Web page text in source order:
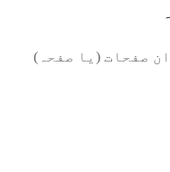
صفحات (یا صفحہ)